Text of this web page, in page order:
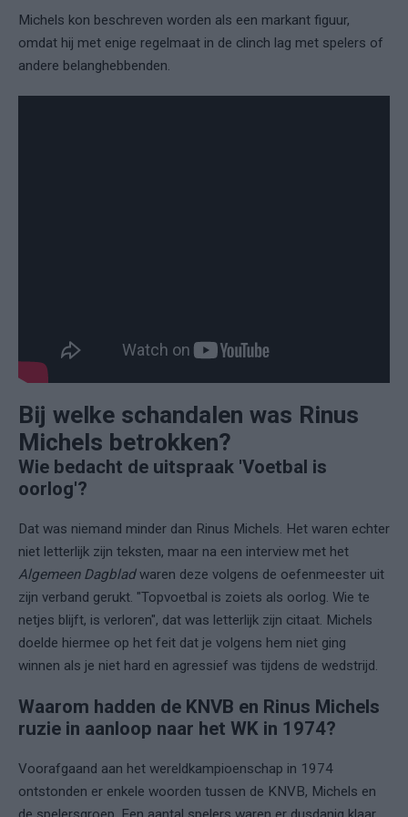
Michels kon beschreven worden als een markant figuur,
omdat hij met enige regelmaat in de clinch lag met spelers of
andere belanghebbenden.
Bij welke schandalen was Rinus
Michels betrokken?
Wie bedacht de uitspraak 'Voetbal is
oorlog'?
Dat was niemand minder dan Rinus Michels. Het waren echter
niet letterlijk zijn teksten, maar na een interview met het
Algemeen Dagbladwaren deze volgens de oefenmeester uit
zijn verband gerukt. "Topvoetbal is zoiets als oorlog. Wie te
netjes blijft, is verloren", dat was letterlijk zijn citaat. Michels
doelde hiermee op het feit dat je volgens hem niet ging
winnen als je niet hard en agressief was tijdens de wedstrijd.
Waarom hadden de KNVB en Rinus Michels
ruzie in aanloop naar het WK in 1974?
Voorafgaand aan het wereldkampioenschap in 1974
ontstonden er enkele woorden tussen de KNVB, Michels en